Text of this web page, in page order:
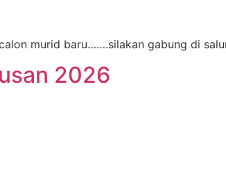
murid baru…….silakan gabung di
2026